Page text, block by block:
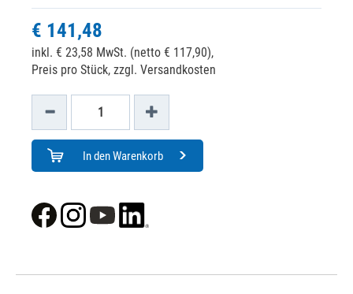
€ 141,48
inkl. € 23,58 MwSt. (netto € 117,90),
Preis pro Stück, zzgl. Versandkosten
In den Warenkorb